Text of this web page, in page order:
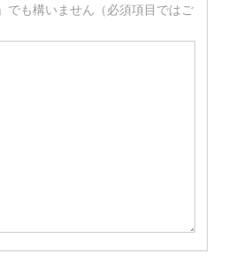
でも構いません（必須項目ではご